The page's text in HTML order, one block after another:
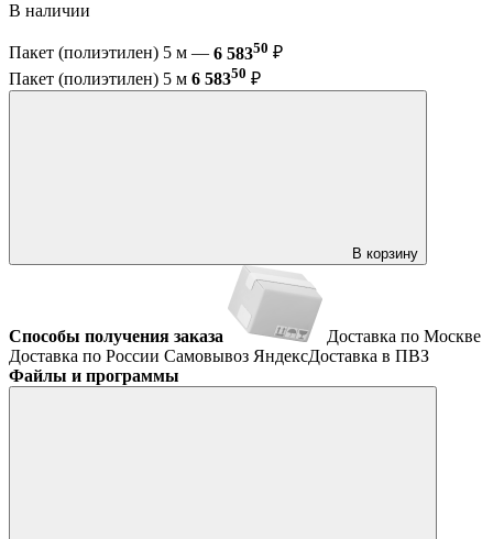
В наличии
Пакет (полиэтилен) 5 м — 6 58350 ₽
Пакет (полиэтилен) 5 м 6 58350 ₽
В корзину
Способы получения заказа
Доставка по Москве
Доставка по России Самовывоз ЯндексДоставка в ПВЗ
Файлы и программы